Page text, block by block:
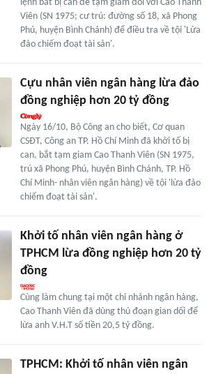
lệnh bắt bị can để tạm giam đối với Cao Thanh
Viên (SN 1975; cư trú: đường số 18, xã Phong
Phú, huyện Bình Chánh) để điều tra về tội 'Lừa
đảo chiếm đoạt tài sản'.
Cựu nhân viên ngân hàng lừa đảo
đồng nghiệp hơn 20 tỷ đồng
Ngày 16/10, Bộ Công an cho biết, Cơ quan
CSĐT, Công an TP. Hồ Chí Minh đã khởi tố bị
can, bắt tạm giam Cao Thanh Viên (SN 1975,
trú xã Phong Phú, huyện Bình Chánh, TP. Hồ
Chí Minh- nhân viên ngân hàng) về tội 'lừa đảo
chiếm đoạt tài sản'.
Khởi tố nhân viên ngân hàng ở
TPHCM lừa đồng nghiệp hơn 20 tỷ
đồng
Cùng làm chung tại một chi nhánh ngân hàng,
Cao Thanh Viên đã dùng thủ đoạn gian dối để
lừa anh V.H.T số tiền 20,5 tỷ đồng.
TPHCM: Khởi tố nhân viên ngân